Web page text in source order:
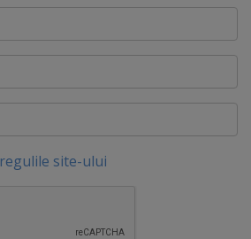
regulile site-ului